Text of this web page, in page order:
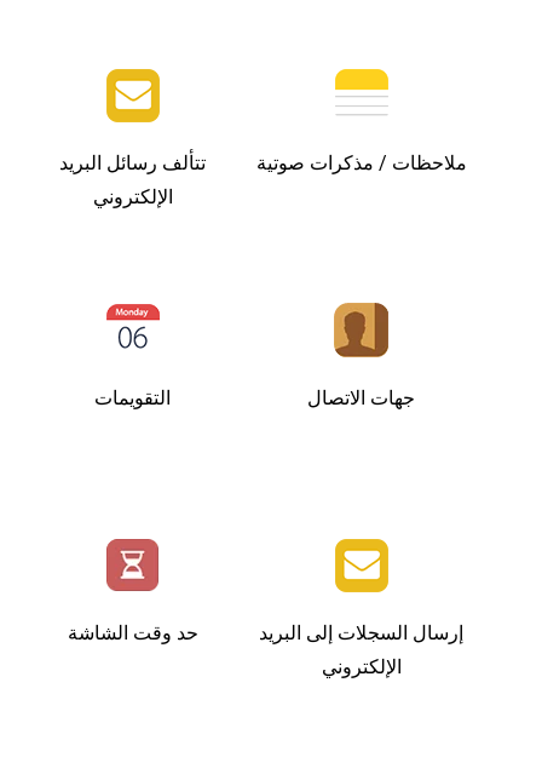
تتألف رسائل البريد
الإلكتروني
ملاحظات / مذكرات صوتية
التقويمات جهات الاتصال
حد وقت الشاشة
إرسال السجلات إلى البريد
الإلكتروني